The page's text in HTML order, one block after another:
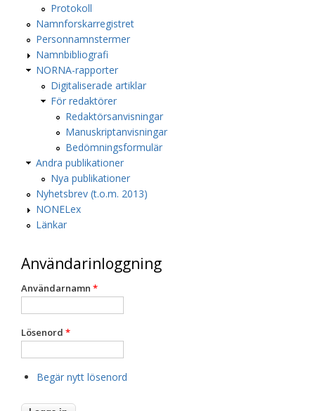
Protokoll
Namnforskarregistret
Personnamnstermer
Namnbibliografi
NORNA-rapporter
Digitaliserade artiklar
För redaktörer
Redaktörsanvisningar
Manuskriptanvisningar
Bedömningsformulär
Andra publikationer
Nya publikationer
Nyhetsbrev (t.o.m. 2013)
NONELex
Länkar
Användarinloggning
Användarnamn *
Lösenord *
Begär nytt lösenord